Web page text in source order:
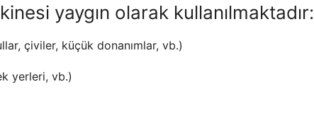
yaygın olarak kullanılmaktadır:
çiviler, küçük donanımlar, vb.)
yerleri, vb.)